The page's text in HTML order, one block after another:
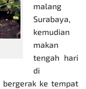
malang
Surabaya,
kemudian
makan
tengah hari
di
ke tempat